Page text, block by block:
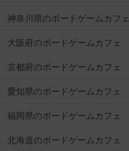
神奈川県のボードゲームカフェ
大阪府のボードゲームカフェ
京都府のボードゲームカフェ
愛知県のボードゲームカフェ
福岡県のボードゲームカフェ
北海道のボードゲームカフェ